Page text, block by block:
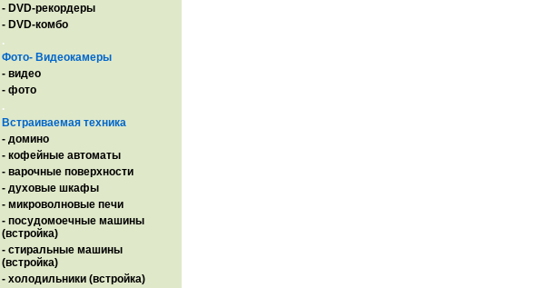
- DVD-рекордеры
- DVD-комбо
.
Фото- Видеокамеры
- видео
- фото
.
Встраиваемая техника
- домино
- кофейные автоматы
- варочные поверхности
- духовые шкафы
- микроволновые печи
- посудомоечные машины
(встройка)
- стиральные машины
(встройка)
- холодильники (встройка)